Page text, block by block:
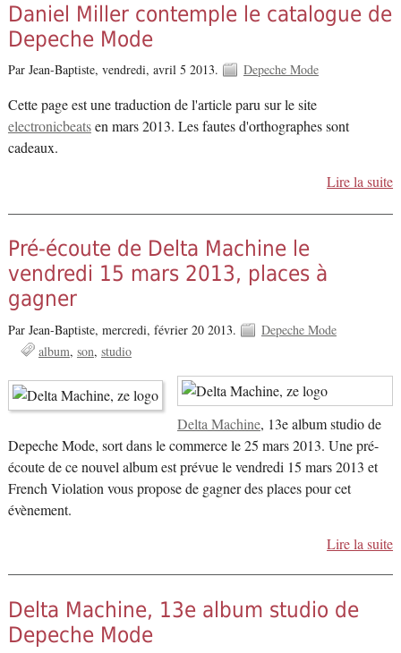
Daniel Miller contemple le catalogue de
Depeche Mode
Par Jean-Baptiste, vendredi, avril 5 2013. Depeche Mode
Cette page est une traduction de l'article paru sur le site
electronicbeatsen mars 2013. Les fautes d'orthographes sont
cadeaux.
Lire la suite
Pré-écoute de Delta Machine le
vendredi 15 mars 2013, places à
gagner
Par Jean-Baptiste, mercredi, février 20 2013.
Depeche Mode
album son studio
Delta Machine, 13e album studio de
Depeche Mode, sort dans le commerce le 25 mars 2013. Une pré-
écoute de ce nouvel album est prévue le vendredi 15 mars 2013 et
French Violation vous propose de gagner des places pour cet
évènement.
Lire la suite
Delta Machine, 13e album studio de
Depeche Mode